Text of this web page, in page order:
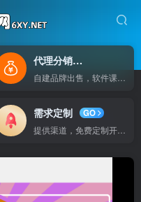
代理分销自己做老板
需求定制
GO